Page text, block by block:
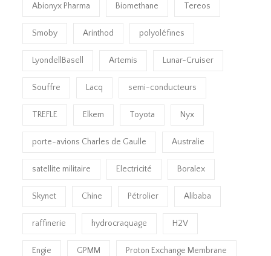
Abionyx Pharma Biomethane Tereos
Smoby Arinthod polyoléfines
LyondellBasell Artemis Lunar-Cruiser
Souffre Lacq semi-conducteurs
TREFLE Elkem Toyota Nyx
porte-avions Charles de Gaulle Australie
satellite militaire Electricité Boralex
Skynet Chine Pétrolier Alibaba
raffinerie hydrocraquage H2V
Engie GPMM Proton Exchange Membrane